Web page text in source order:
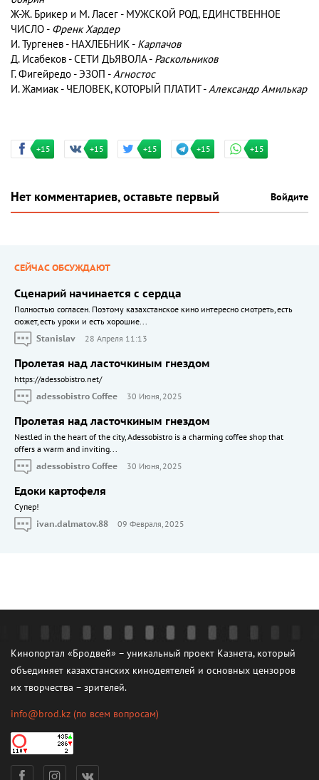
Ж-Ж. Брикер и М. Ласег - МУЖСКОЙ РОД, ЕДИНСТВЕННОЕ
ЧИСЛО - Френк Хардер
И. Тургенев - НАХЛЕБНИК - Карпачов
Д. Исабеков - СЕТИ ДЬЯВОЛА - Раскольников
Г. Фигейредо - ЭЗОП -Агностос
И. Жамиак - ЧЕЛОВЕК, КОТОРЫЙ ПЛАТИТ -Александр Амилькар
+15 +15 +15 +15 +15
Нет комментариев, оставьте первый Войдите
СЕЙЧАС ОБСУЖДАЮТ
Сценарий начинается с сердца
Полностью согласен. Поэтому казахстанское кино интересно смотреть, есть
сюжет, есть уроки и есть хорошие...
Stanislav
28 Апреля 11:13
Пролетая над ласточкиным гнездом
https://adessobistro.net/
adessobistro Coffee
30 Июня, 2025
Пролетая над ласточкиным гнездом
Nestled in the heart of the city, Adessobistro is a charming coffee shop that
offers a warm and inviting...
adessobistro Coffee
30 Июня, 2025
Едоки картофеля
Cупер!
ivan.dalmatov.88
09 Февраля, 2025
Кинопортал «Бродвей» – уникальный проект Казнета, который
объединяет казахстанских кинодеятелей и основных цензоров
их творчества – зрителей.
info@brod.kz (по всем вопросам)